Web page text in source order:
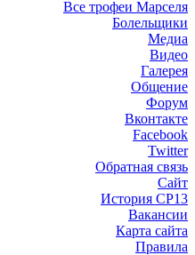
Все трофеи Марселя
Болельщики
Медиа
Видео
Галерея
Общение
Форум
Вконтакте
Facebook
Twitter
Обратная связь
Сайт
История СР13
Вакансии
Карта сайта
Правила